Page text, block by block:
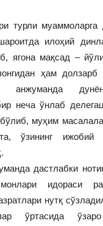
турли муаммоларга
илоҳий
ягона мақсад –
ҳам долзарб
анжуманда
неча ўнлаб
муҳим
ўзининг ижобий
дастлабки
идораси
нутқ
ўртасида